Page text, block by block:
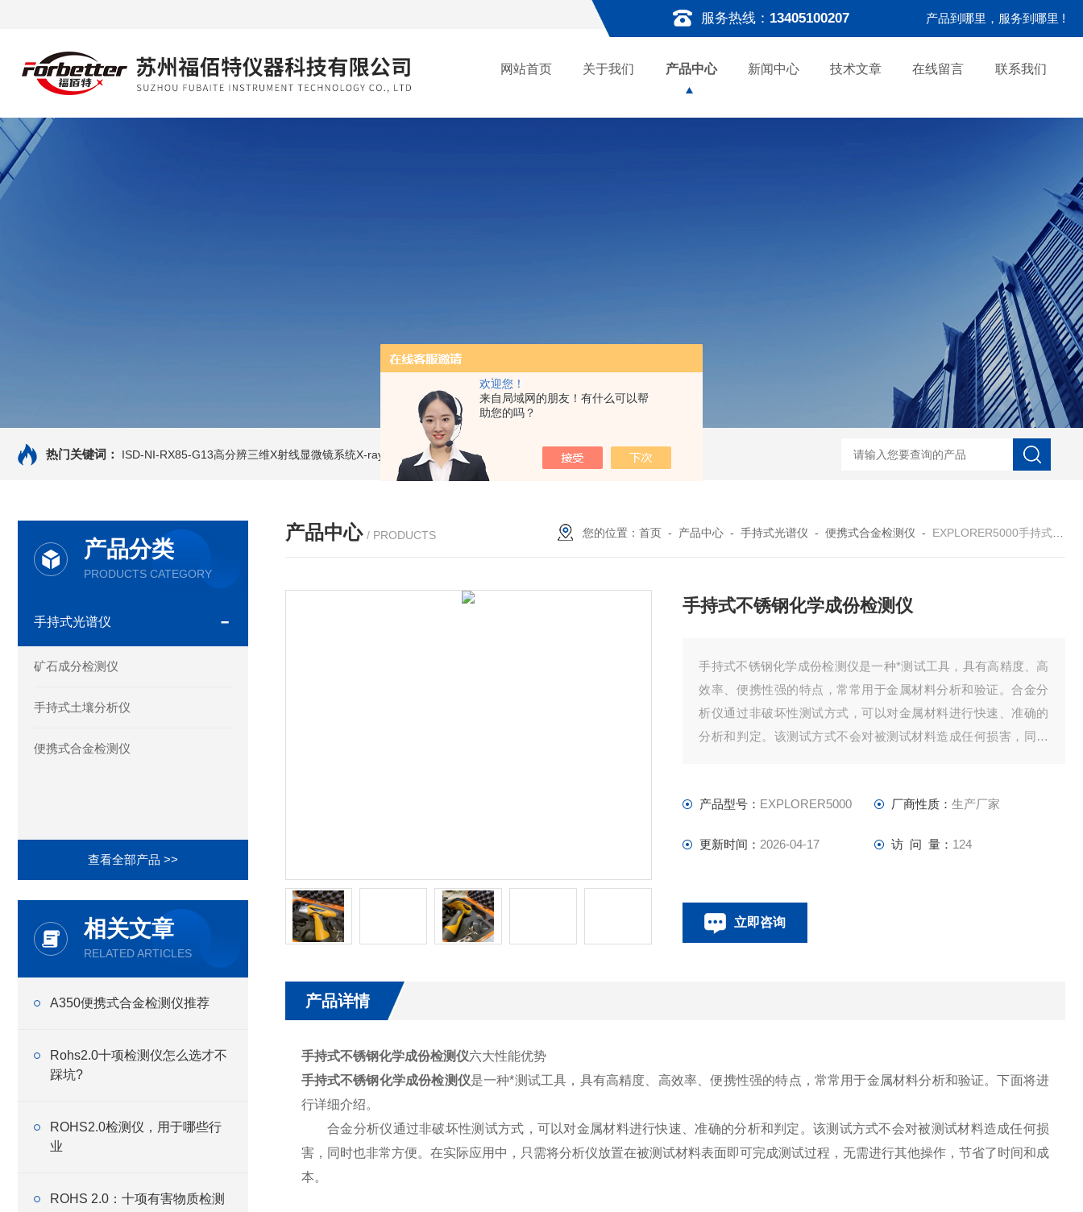
欢迎您！
来自局域网的朋友！有什么可以帮
助您的吗？
服务热线： 13405100207 产品到哪里，服务到哪里 !
网站首页 关于我们 产品中心 新闻中心 技术文章 在线留言 联系我们
热门关键词： ISD-NI-RX85-G13高分辨三维X射线显微镜系统X-ray CT ISD-NI-RX85-G13CT扫描仪 X射线源 微焦CT无损检测仪器 ISD-NI-RX85-G13工业用3D显微X射线CT扫描设备 EDX1800BRohs指令环
产品分类
PRODUCTS CATEGORY
手持式光谱仪
矿石成分检测仪
手持式土壤分析仪
便携式合金检测仪
查看全部产品 >>
相关文章
RELATED ARTICLES
A350便携式合金检测仪推荐
Rohs2.0十项检测仪怎么选才不
踩坑?
ROHS2.0检测仪，用于哪些行
业
ROHS 2.0：十项有害物质检测
产品中心 / PRODUCTS 您的位置：首页 - 产品中心 -手持式光谱仪 -便携式合金检测仪 - EXPLORER5000手持式不锈钢化学成份检测仪
手持式不锈钢化学成份检测仪
手持式不锈钢化学成份检测仪是一种*测试工具，具有高精度、高
效率、便携性强的特点，常常用于金属材料分析和验证。合金分
析仪通过非破坏性测试方式，可以对金属材料进行快速、准确的
分析和判定。该测试方式不会对被测试材料造成任何损害，同时
产品型号： EXPLORER5000 厂商性质： 生产厂家
更新时间： 2026-04-17 访 问 量： 124
立即咨询
产品详情
手持式不锈钢化学成份检测仪六大性能优势
手持式不锈钢化学成份检测仪是一种*测试工具，具有高精度、高效率、便携性强的特点，常常用于金属材料分析和验证。下面将进
行详细介绍。
合金分析仪通过非破坏性测试方式，可以对金属材料进行快速、准确的分析和判定。该测试方式不会对被测试材料造成任何损
害，同时也非常方便。在实际应用中，只需将分析仪放置在被测试材料表面即可完成测试过程，无需进行其他操作，节省了时间和成
本。